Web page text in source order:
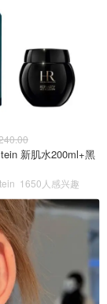
新肌水200ml+黑
1650人感兴趣